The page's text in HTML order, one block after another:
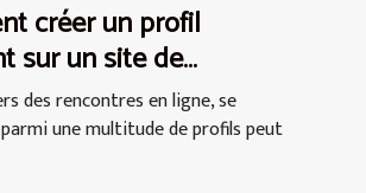
créer un profil
sur un site de
pour femmes
des rencontres en ligne, se
une multitude de profils peut